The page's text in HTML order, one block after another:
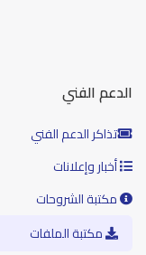
الدعم الفني
تذاكر الدعم الفني
أخبار وإعلانات
مكتبة الشروحات
مكتبة الملفات